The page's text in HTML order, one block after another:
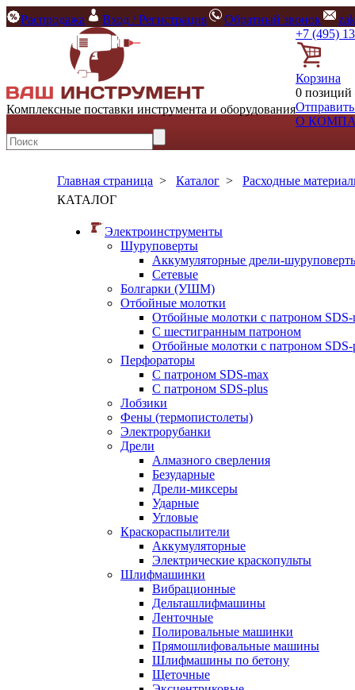
Распродажа Вход / Регистрация Обратный звонок
Комплексные поставки инструмента и оборудования
+7 (495)
Корзина
0 позиций
Отправить
О
Главная страница > Каталог > Расходные
КАТАЛОГ
Электроинструменты
Шуруповерты
Аккумуляторные дрели-
Сетевые
Болгарки (УШМ)
Отбойные молотки
Отбойные молотки с патроном SDS-
С шестигранным патроном
Отбойные молотки с патроном SDS-
Перфораторы
С патроном SDS-max
С патроном SDS-plus
Лобзики
Фены (термопистолеты)
Электрорубанки
Дрели
Алмазного сверления
Безударные
Дрели-миксеры
Ударные
Угловые
Краскораспылители
Аккумуляторные
Электрические краскопульты
Шлифмашинки
Вибрационные
Дельташлифмашины
Ленточные
Полировальные машинки
Прямошлифовальные машины
Шлифмашины по бетону
Щеточные